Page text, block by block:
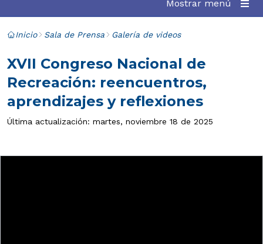
Mostrar menú
Inicio Sala de Prensa Galería de videos
XVII Congreso Nacional de
Recreación: reencuentros,
aprendizajes y reflexiones
Última actualización: martes, noviembre 18 de 2025